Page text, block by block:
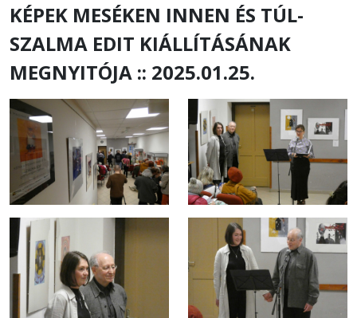
KÉPEK MESÉKEN INNEN ÉS TÚL-
SZALMA EDIT KIÁLLÍTÁSÁNAK
MEGNYITÓJA :: 2025.01.25.